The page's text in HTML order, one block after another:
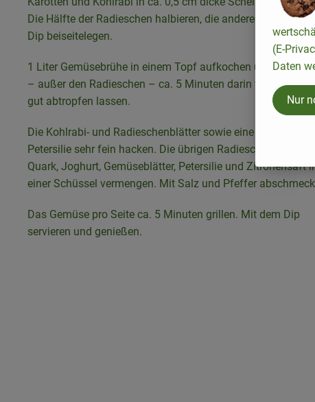
Die Hälfte der Radieschen halbieren, die andere Hälfte für
Dip beiseitelegen.
1 Liter Gemüsebrühe in einem Topf aufkochen und das
– außer den Radieschen – ca. 5 Minuten darin vorgaren.
gut abtropfen lassen.
Die Kohlrabi- und Radieschenblätter sowie eine Handvoll
Petersilie sehr fein hacken. Die übrigen Radieschen fein
Quark, Joghurt, Gemüseblätter, Petersilie und Zitronensaft
einer Schüssel vermengen. Mit Salz und Pfeffer
Das Gemüse pro Seite ca. 5 Minuten grillen. Mit dem Dip
servieren und genießen.
(E-
Daten
Nur